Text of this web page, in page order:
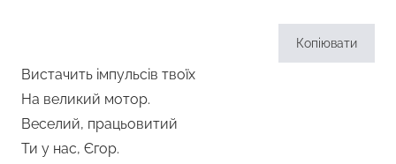
Копіювати
Вистачить імпульсів твоїх
На великий мотор.
Веселий, працьовитий
Ти у нас, Єгор.